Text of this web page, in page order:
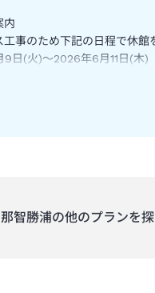
内
工事のため下記の日程で休館
9日(火)～2026年6月11日(木)
て3歳以上は定員に含まれ
智勝浦の他のプランを